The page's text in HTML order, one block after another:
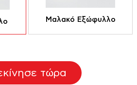
Μαλακό Εξώφυλλο
τώρα